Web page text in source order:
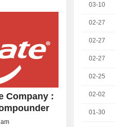
03-10
02-27
02-27
02-27
02-25
02-02
01-30
Company :